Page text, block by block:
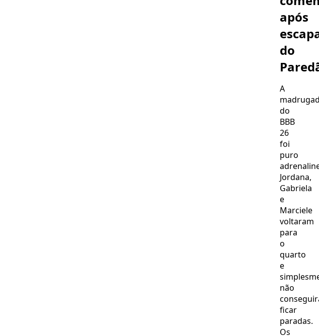
após
do
A
do
BBB
26
foi
puro
Jordana,
Gabriela
e
Marciele
voltaram
para
o
quarto
e
não
ficar
paradas.
Os
de
Rosiane